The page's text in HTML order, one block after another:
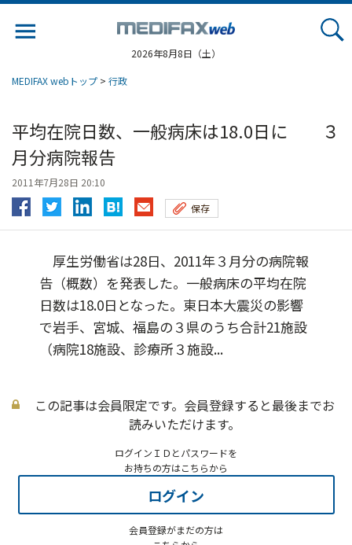
2026年8月8日（土）
MEDIFAX webトップ > 行政
平均在院日数、一般病床は18.0日に ３
月分病院報告
2011年7月28日 20:10
保存
厚生労働省は28日、2011年３月分の病院報
告（概数）を発表した。一般病床の平均在院
日数は18.0日となった。東日本大震災の影響
で岩手、宮城、福島の３県のうち合計21施設
（病院18施設、診療所３施設...
この記事は会員限定です。会員登録すると最後までお
読みいただけます。
ログインＩＤとパスワードを
お持ちの方はこちらから
ログイン
会員登録がまだの方は